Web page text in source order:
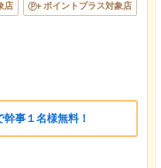
店 ポイントプラス対象店
事１名様無料！